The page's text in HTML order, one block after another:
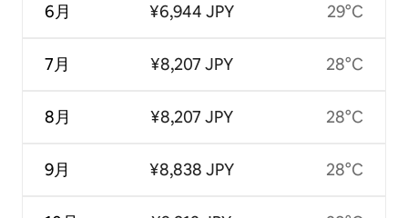
6月
7月
8月
9月
¥6,944 JPY
¥8,207 JPY
¥8,207 JPY
¥8,838 JPY
29°C
28°C
28°C
28°C